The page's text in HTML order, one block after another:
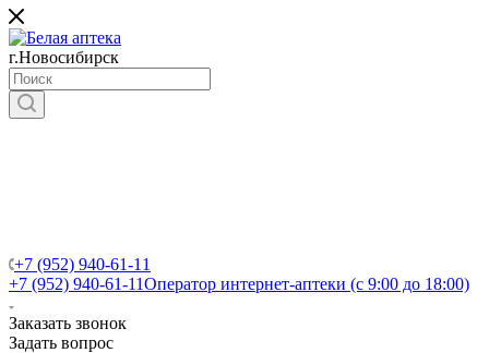
г.Новосибирск
+7 (952) 940-61-11
+7 (952) 940-61-11Оператор интернет-аптеки (с 9:00 до 18:00)
Заказать звонок
Задать вопрос